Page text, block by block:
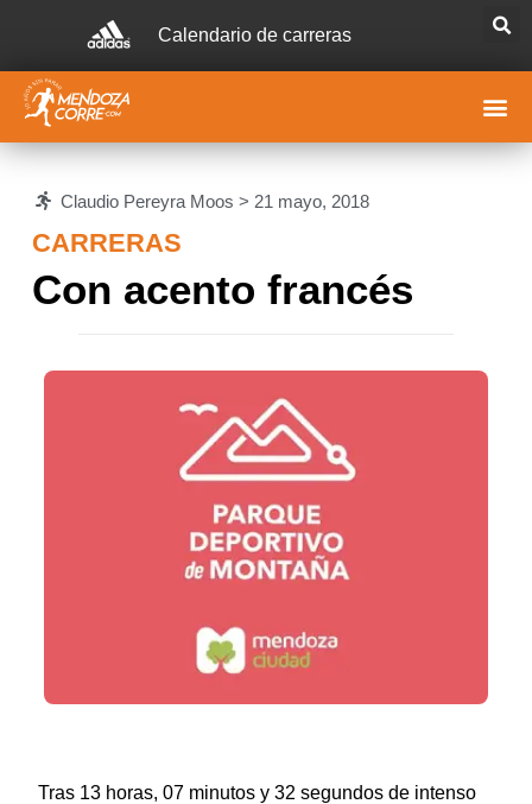
Calendario de carreras
Claudio Pereyra Moos > 21 mayo, 2018
CARRERAS
Con acento francés
Tras 13 horas, 07 minutos y 32 segundos de intenso